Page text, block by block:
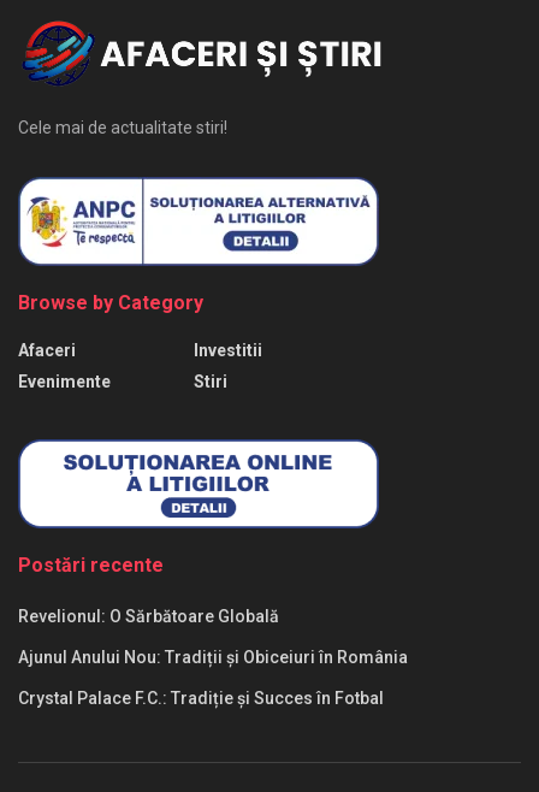
Cele mai de actualitate stiri!
Browse by Category
Afaceri
Evenimente
Investitii
Stiri
Postări recente
Revelionul: O Sărbătoare Globală
Ajunul Anului Nou: Tradiții și Obiceiuri în România
Crystal Palace F.C.: Tradiție și Succes în Fotbal